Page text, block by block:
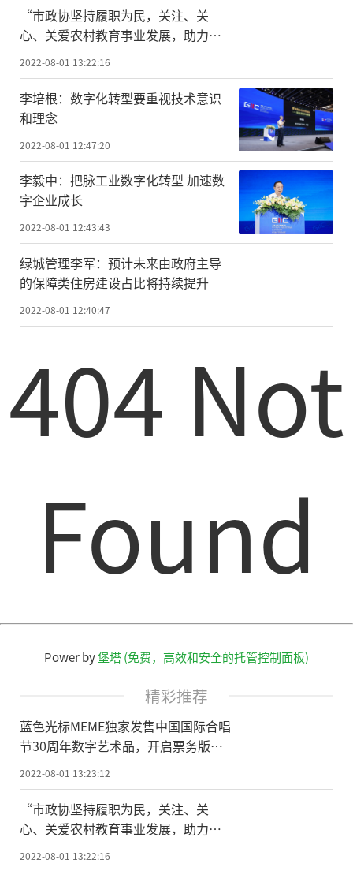
“市政协坚持履职为民，关注、关
心、关爱农村教育事业发展，助力双
让孩子们了解非遗技艺，传承民俗文
化，极大地激发了他们热爱家乡和祖
国的热情。”灵谷峰小学校长冯贤君
外事和民族宗教委自3月份建站以来在
中共党员委员工作站开展一系列活动
的缩影。
2022-08-01 13:22:16
李培根：数字化转型要重视技术意识
和理念
2022-08-01 12:47:20
李毅中：把脉工业数字化转型 加速数
字企业成长
2022-08-01 12:43:43
绿城管理李军：预计未来由政府主导
的保障类住房建设占比将持续提升
2022-08-01 12:40:47
404 Not
Found
Power by堡塔 (免费，高效和安全的托管控制面板)
精彩推荐
蓝色光标MEME独家发售中国国际合唱
节30周年数字艺术品，开启票务版块
应用
2022-08-01 13:23:12
“市政协坚持履职为民，关注、关
心、关爱农村教育事业发展，助力双
2022-08-01 13:22:16